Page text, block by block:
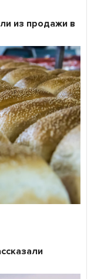
из продажи в